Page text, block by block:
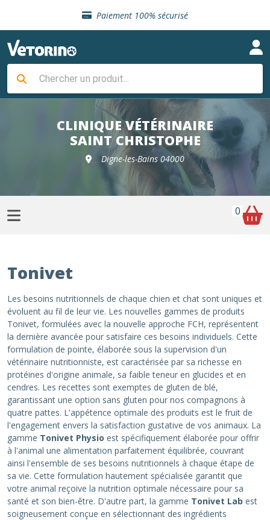
Paiement 100% sécurisé
Livraison gratuite en clinique vétérinaire
Sélection de croquettes vétérinaire
Livraison gratuite en clinique vétérinaire
Retour gratuit en clinique
Sélection de croquettes vétérinaire
CLINIQUE VÉTÉRINAIRE
SAINT CHRISTOPHE
Digne-les-Bains 04000
0
Tonivet
Les besoins nutritionnels de chaque chien et chat sont uniques et
évoluent au fil de leur vie. Les nouvelles gammes de produits
Tonivet, formulées avec la nouvelle approche FCH, représentent
la dernière avancée pour satisfaire ces besoins individuels. Cette
formulation de pointe, élaborée sous la supervision d'un
vétérinaire nutritionniste, est caractérisée par sa richesse en
protéines d'origine animale, sa faible teneur en glucides et en
cendres. Les recettes sont exemptes de gluten de blé,
garantissant une option sans gluten pour nos compagnons à
quatre pattes. L'appétence optimale des produits est le fruit de
l'engagement envers la satisfaction gustative de vos animaux. La
gamme Tonivet Physio est spécifiquement élaborée pour offrir
à l'animal une alimentation parfaitement équilibrée, couvrant
ainsi l'ensemble de ses besoins nutritionnels à chaque étape de
sa vie. Cette formulation hautement spécialisée garantit que
votre animal reçoive la nutrition optimale nécessaire pour sa
santé et son bien-être. D'autre part, la gamme Tonivet Lab est
soigneusement conçue en sélectionnant des ingrédients